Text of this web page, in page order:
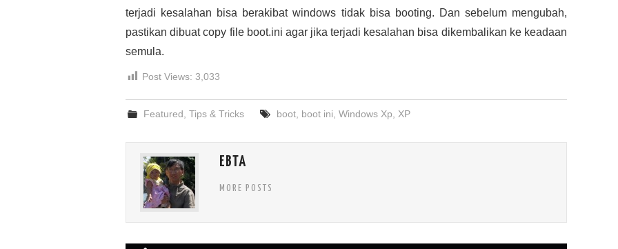
terjadi kesalahan bisa berakibat windows tidak bisa booting. Dan sebelum mengubah,
pastikan dibuat copy file boot.ini agar jika terjadi kesalahan bisa dikembalikan ke keadaan
semula.
Post Views: 3,033
Featured ,Tips & Tricks boot, boot ini Windows Xp XP
EBTA
MORE POSTS